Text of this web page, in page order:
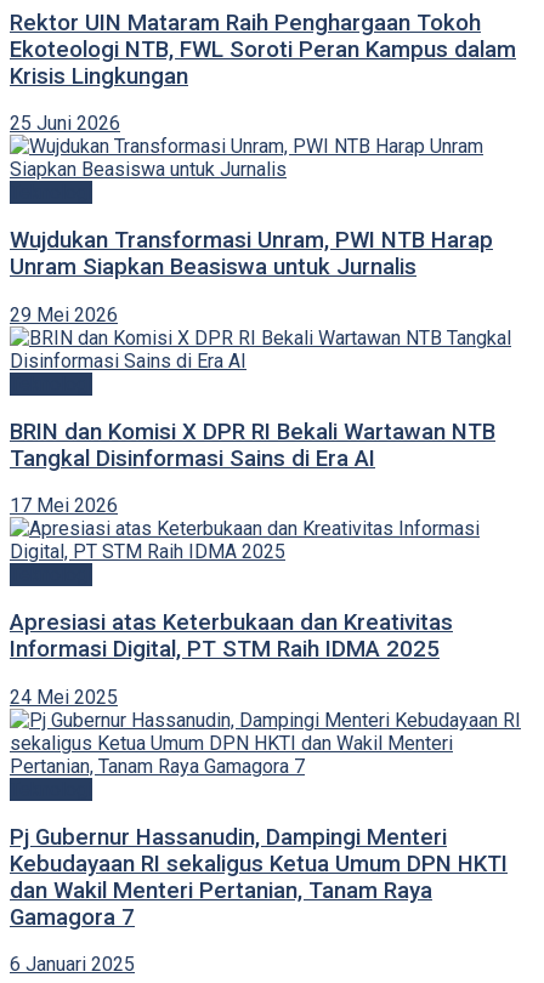
Rektor UIN Mataram Raih Penghargaan Tokoh
Ekoteologi NTB, FWL Soroti Peran Kampus dalam
Krisis Lingkungan
25 Juni 2026
Wujdukan Transformasi Unram, PWI NTB Harap
Unram Siapkan Beasiswa untuk Jurnalis
29 Mei 2026
BRIN dan Komisi X DPR RI Bekali Wartawan NTB
Tangkal Disinformasi Sains di Era AI
17 Mei 2026
Apresiasi atas Keterbukaan dan Kreativitas
Informasi Digital, PT STM Raih IDMA 2025
24 Mei 2025
Pj Gubernur Hassanudin, Dampingi Menteri
Kebudayaan RI sekaligus Ketua Umum DPN HKTI
dan Wakil Menteri Pertanian, Tanam Raya
Gamagora 7
6 Januari 2025